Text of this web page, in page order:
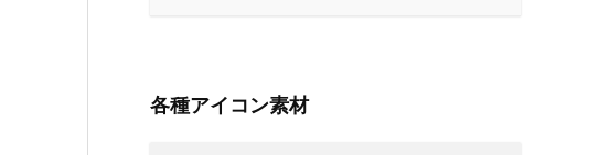
各種アイコン素材